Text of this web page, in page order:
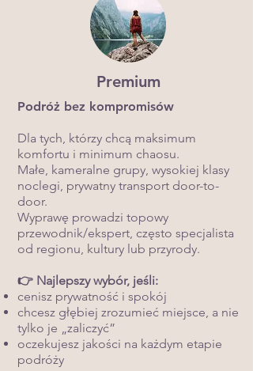
Premium
Podróż bez kompromisów
Dla tych, którzy chcą maksimum
komfortu i minimum chaosu.
Małe, kameralne grupy, wysokiej klasy
noclegi, prywatny transport door-to-
door.
Wyprawę prowadzi topowy
przewodnik/ekspert, często specjalista
od regionu, kultury lub przyrody.
👉 Najlepszy wybór, jeśli:
cenisz prywatność i spokój
chcesz głębiej zrozumieć miejsce, a nie
tylko je „zaliczyć”
oczekujesz jakości na każdym etapie
podróży